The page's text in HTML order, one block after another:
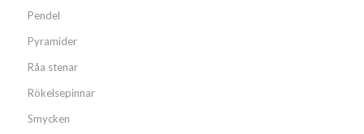
Pendel
Pyramider
Råa stenar
Rökelsepinnar
Smycken